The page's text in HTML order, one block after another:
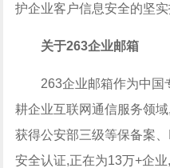
护企业客户信息安全的坚实
关于263企业邮箱
263企业邮箱作为中国
耕企业互联网通信服务领
获得公安部三级等保备案
安全认证,正在为13万+企